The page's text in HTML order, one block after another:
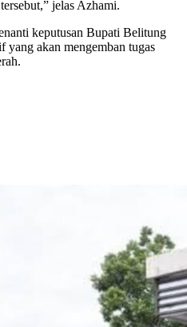
jelas Azhami.
keputusan Bupati Belitung
akan mengemban tugas